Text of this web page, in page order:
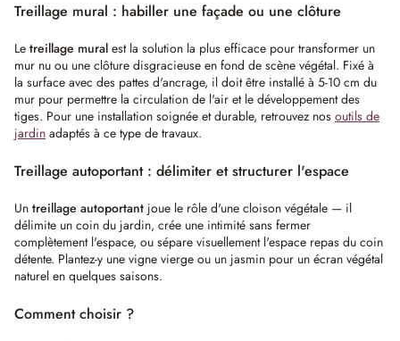
Treillage mural : habiller une façade ou une clôture
Le treillage mural est la solution la plus efficace pour transformer un
mur nu ou une clôture disgracieuse en fond de scène végétal. Fixé à
la surface avec des pattes d'ancrage, il doit être installé à 5-10 cm du
mur pour permettre la circulation de l'air et le développement des
tiges. Pour une installation soignée et durable, retrouvez nos outils de
jardin adaptés à ce type de travaux.
Treillage autoportant : délimiter et structurer l'espace
Un treillage autoportant joue le rôle d'une cloison végétale — il
délimite un coin du jardin, crée une intimité sans fermer
complètement l'espace, ou sépare visuellement l'espace repas du coin
détente. Plantez-y une vigne vierge ou un jasmin pour un écran végétal
naturel en quelques saisons.
Comment choisir ?